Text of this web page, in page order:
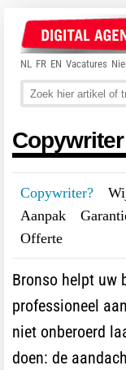
NL FR EN Vacatures
Copywriter?
Aanpak
Offerte
Bronso helpt uw
professioneel
niet onberoerd
doen: de